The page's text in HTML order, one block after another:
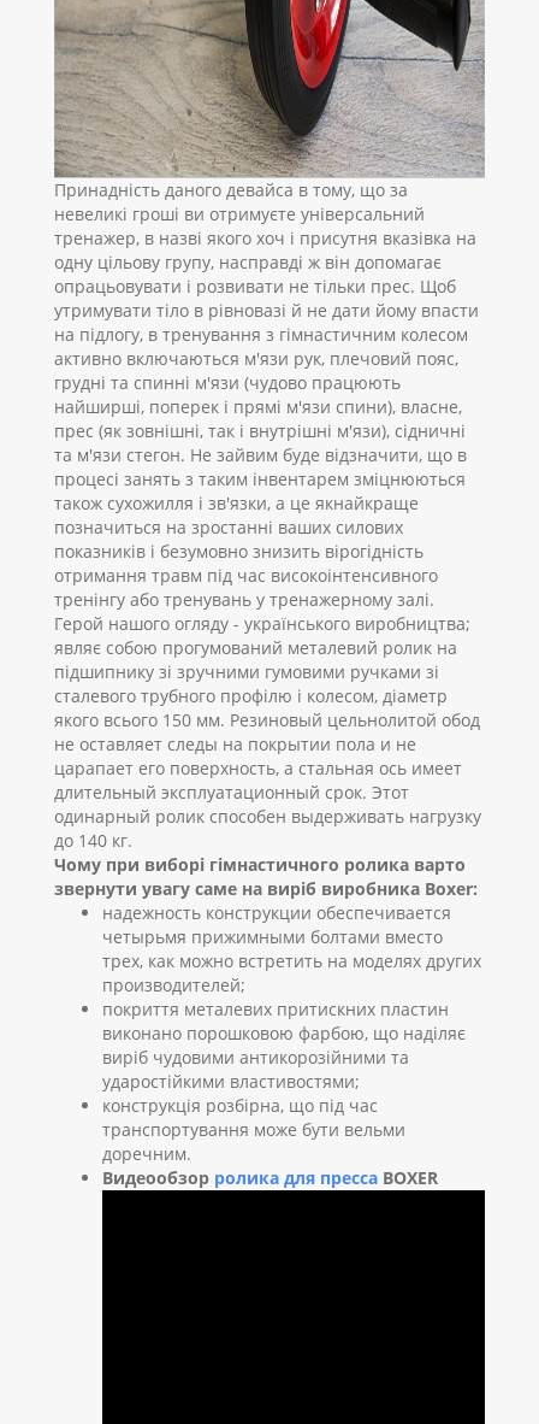
Принадність даного девайса в тому, що за
невеликі гроші ви отримуєте універсальний
тренажер, в назві якого хоч і присутня вказівка на
одну цільову групу, насправді ж він допомагає
опрацьовувати і розвивати не тільки прес. Щоб
утримувати тіло в рівновазі й не дати йому впасти
на підлогу, в тренування з гімнастичним колесом
активно включаються м'язи рук, плечовий пояс,
грудні та спинні м'язи (чудово працюють
найширші, поперек і прямі м'язи спини), власне,
прес (як зовнішні, так і внутрішні м'язи), сідничні
та м'язи стегон. Не зайвим буде відзначити, що в
процесі занять з таким інвентарем зміцнюються
також сухожилля і зв'язки, а це якнайкраще
позначиться на зростанні ваших силових
показників і безумовно знизить вірогідність
отримання травм під час високоінтенсивного
тренінгу або тренувань у тренажерному залі.
Герой нашого огляду - українського виробництва;
являє собою прогумований металевий ролик на
підшипнику зі зручними гумовими ручками зі
сталевого трубного профілю і колесом, діаметр
якого всього 150 мм. Резиновый цельнолитой обод
не оставляет следы на покрытии пола и не
царапает его поверхность, а стальная ось имеет
длительный эксплуатационный срок. Этот
одинарный ролик способен выдерживать нагрузку
до 140 кг.
Чому при виборі гімнастичного ролика варто
звернути увагу саме на виріб виробника Boxer:
надежность конструкции обеспечивается
четырьмя прижимными болтами вместо
трех, как можно встретить на моделях других
производителей;
покриття металевих притискних пластин
виконано порошковою фарбою, що наділяє
виріб чудовими антикорозійними та
ударостійкими властивостями;
конструкція розбірна, що під час
транспортування може бути вельми
доречним.
Видеообзор ролика для пресса BOXER